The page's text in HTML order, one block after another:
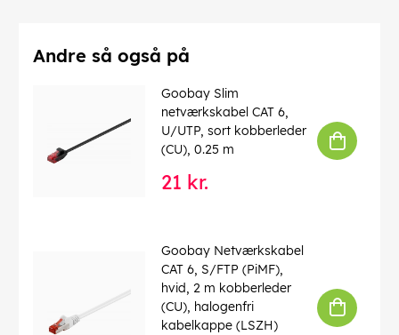
Materiale kabelkappe : PVC
Inder leder materiale
: CCA (kobberbeklædt aluminium)
Tilslutning, afskærmning: nej
4040849683794
Andre så også på
Goobay Slim
netværkskabel CAT 6,
U/UTP, sort kobberleder
(CU), 0.25 m
21 kr.
Goobay Netværkskabel
CAT 6, S/FTP (PiMF),
hvid, 2 m kobberleder
(CU), halogenfri
kabelkappe (LSZH)